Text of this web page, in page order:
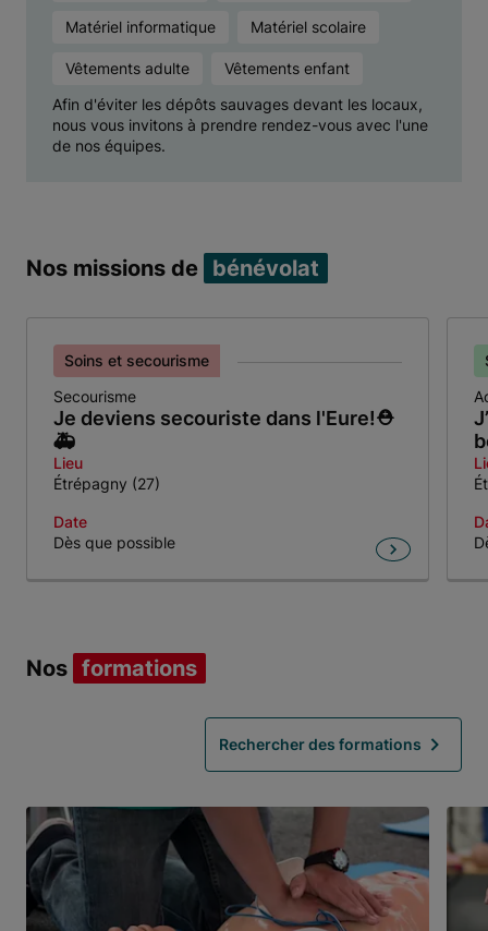
Matériel informatique Matériel scolaire
Vêtements adulte
Vêtements enfant
Afin d'éviter les dépôts sauvages devant les locaux,
nous vous invitons à prendre rendez-vous avec l'une
de nos équipes.
Nos missions de bénévolat
Je deviens secouriste dans l'Eure!⛑
🚑
Soins et secourisme
Secourisme
Lieu
Étrépagny (27)
Date
Dès que possible
Nos formations
Rechercher des formations